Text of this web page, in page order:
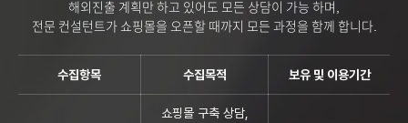
해외진출 계획만 하고 있어도 모든 상담이 가능 하며,
전문 컨설턴트가 쇼핑몰을 오픈할 때까지 모든 과정을 함께 합니다.
수집항목 수집목적 보유 및 이용기간
쇼핑몰 구축 상담,